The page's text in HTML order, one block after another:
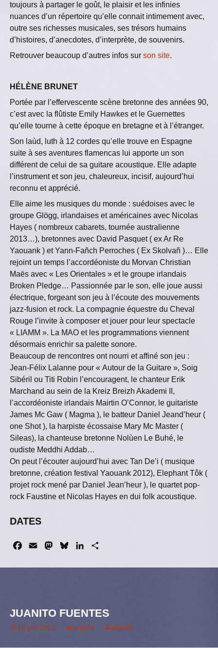
toujours à partager le goût, le plaisir et les infinies
nuances d’un répertoire qu’elle connait intimement avec,
outre ses richesses musicales, ses trésors humains
d’histoires, d’anecdotes, d’interprète, de souvenirs.
Retrouver beaucoup d’autres infos sur son site.
HÉLÈNE BRUNET
Portée par l’effervescente scène bretonne des années 90,
c’est avec la flûtiste Emily Hawkes et le Guernettes
qu’elle tourne à cette époque en bretagne et à l’étranger.
Son laùd, luth à 12 cordes qu’elle trouve en Espagne
suite à ses aventures flamencas lui apporte un son
différent de celui de sa guitare acoustique. Elle adapte
l’instrument et son jeu, chaleureux, incisif, aujourd’hui
reconnu et apprécié.
Elle aime les musiques du monde : suédoises avec le
groupe Glögg, irlandaises et américaines avec Nicolas
Hayes ( nombreux cabarets, tournée australienne
2013…), bretonnes avec David Pasquet ( ex Ar Re
Yaouank ) et Yann-Fañch Perroches ( Ex Skolvañ )… Elle
rejoint un temps l’accordéoniste du Morvan Christian
Maës avec « Les Orientales » et le groupe irlandais
Broken Pledge… Passionnée par le son, elle joue aussi
électrique, forgeant son jeu à l’écoute des mouvements
jazz-fusion et rock. La compagnie équestre du Cheval
Rouge l’invite à composer et jouer pour leur spectacle
« LIAMM ». La MAO et les programmations viennent
désormais enrichir sa palette sonore.
Beaucoup de rencontres ont nourri et affiné son jeu :
Jean-Félix Lalanne pour « Autour de la Guitare », Soig
Sibéril ou Titi Robin l’encouragent, le chanteur Erik
Marchand au sein de la Kreiz Breizh Akademi II,
l’accordéoniste irlandais Mairtin O’Connor, le guitariste
James Mc Gaw ( Magma ), le batteur Daniel Jeand’heur (
one Shot ), la harpiste écossaise Mary Mc Master (
Sileas), la chanteuse bretonne Nolùen Le Buhé, le
oudiste Meddhi Addab…
On peut l’écouter aujourd’hui avec Tan De’i ( musique
bretonne, création festival Yaouank 2012), Elephant Tôk (
projet rock mené par Daniel Jean’heur ), le quartet pop-
rock Faustine et Nicolas Hayes en dui folk acoustique.
DATES
c
o
k
a
M
s
o
n
u
y
n
I
n
r
e
JUANITO FUENTES
16 juin 2015 projets abirato